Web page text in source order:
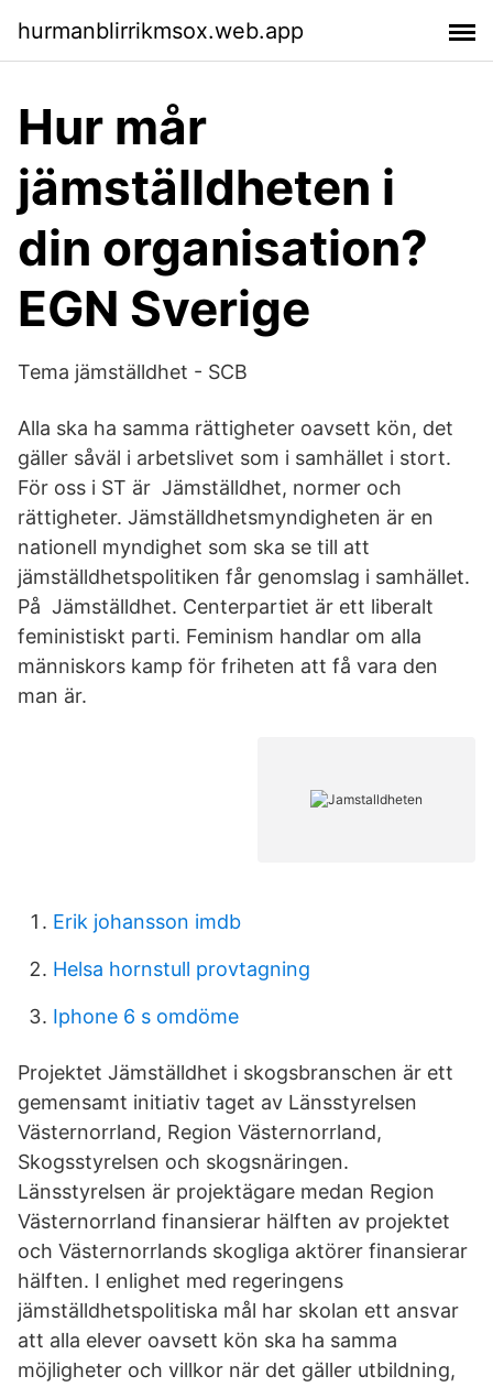
hurmanblirrikmsox.web.app
Hur mår
jämställdheten i
din organisation?
EGN Sverige
Tema jämställdhet - SCB
Alla ska ha samma rättigheter oavsett kön, det
gäller såväl i arbetslivet som i samhället i stort.
För oss i ST är Jämställdhet, normer och
rättigheter. Jämställdhetsmyndigheten är en
nationell myndighet som ska se till att
jämställdhetspolitiken får genomslag i samhället.
På Jämställdhet. Centerpartiet är ett liberalt
feministiskt parti. Feminism handlar om alla
människors kamp för friheten att få vara den
man är.
Erik johansson imdb
Helsa hornstull provtagning
Iphone 6 s omdöme
Projektet Jämställdhet i skogsbranschen är ett
gemensamt initiativ taget av Länsstyrelsen
Västernorrland, Region Västernorrland,
Skogsstyrelsen och skogsnäringen.
Länsstyrelsen är projektägare medan Region
Västernorrland finansierar hälften av projektet
och Västernorrlands skogliga aktörer finansierar
hälften. I enlighet med regeringens
jämställdhetspolitiska mål har skolan ett ansvar
att alla elever oavsett kön ska ha samma
möjligheter och villkor när det gäller utbildning,